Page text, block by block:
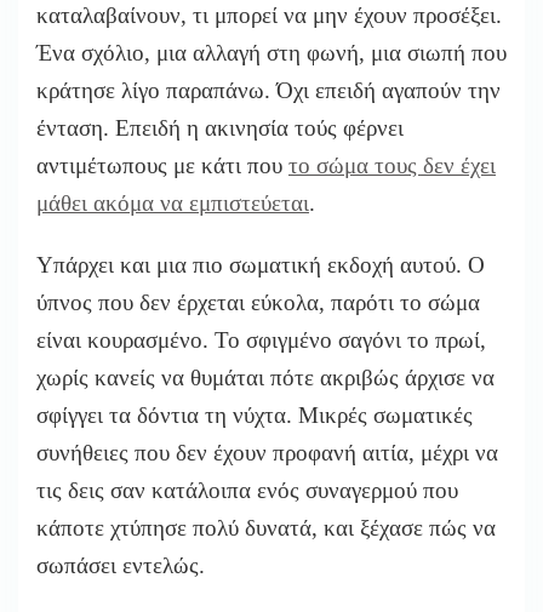
καταλαβαίνουν, τι μπορεί να μην έχουν προσέξει.
Ένα σχόλιο, μια αλλαγή στη φωνή, μια σιωπή που
κράτησε λίγο παραπάνω. Όχι επειδή αγαπούν την
ένταση. Επειδή η ακινησία τούς φέρνει
αντιμέτωπους με κάτι που το σώμα τους δεν έχει
μάθει ακόμα να εμπιστεύεται.
Υπάρχει και μια πιο σωματική εκδοχή αυτού. Ο
ύπνος που δεν έρχεται εύκολα, παρότι το σώμα
είναι κουρασμένο. Το σφιγμένο σαγόνι το πρωί,
χωρίς κανείς να θυμάται πότε ακριβώς άρχισε να
σφίγγει τα δόντια τη νύχτα. Μικρές σωματικές
συνήθειες που δεν έχουν προφανή αιτία, μέχρι να
τις δεις σαν κατάλοιπα ενός συναγερμού που
κάποτε χτύπησε πολύ δυνατά, και ξέχασε πώς να
σωπάσει εντελώς.